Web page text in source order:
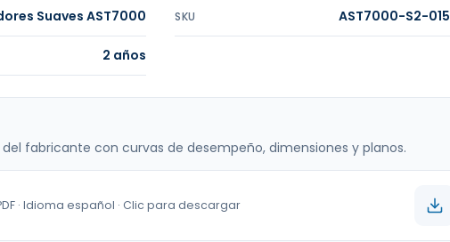
Suaves AST7000 SKU AST7000-S2-015
2 años
fabricante con curvas de desempeño, dimensiones y planos.
· Idioma español · Clic para descargar